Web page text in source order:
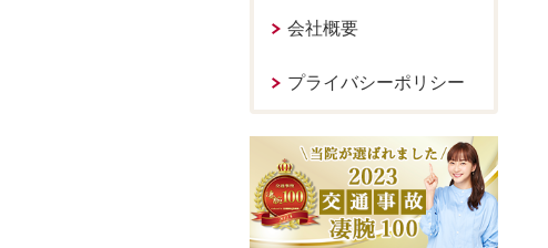
会社概要
プライバシーポリシー